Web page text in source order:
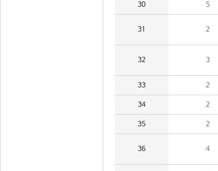
30 5
31 2
32 3
33 2
34 2
35 2
36 4